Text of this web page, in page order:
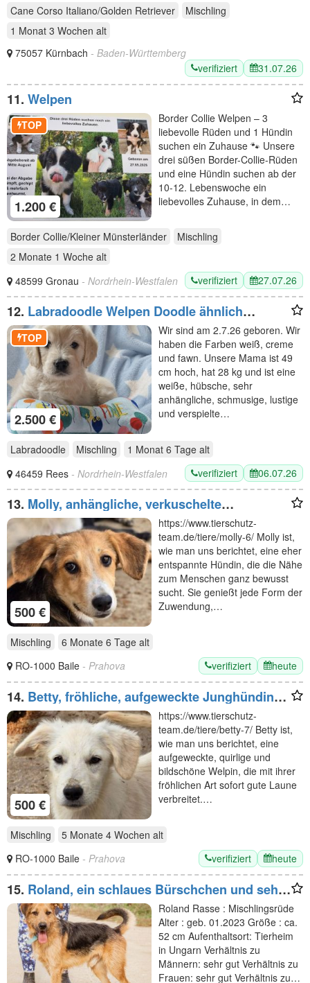
Cane Corso Italiano/Golden Retriever
Mischling
1 Monat 3 Wochen alt
75057 Kürnbach - Baden-Württemberg
verifiziert
31.07.26
11. Welpen
1.200 €
TOP
Border Collie Welpen – 3
liebevolle Rüden und 1 Hündin
suchen ein Zuhause 🐾 Unsere
drei süßen Border-Collie-Rüden
und eine Hündin suchen ab der
10-12. Lebenswoche ein
liebevolles Zuhause, in dem…
Border Collie/Kleiner Münsterländer
Mischling
2 Monate 1 Woche alt
48599 Gronau - Nordrhein-Westfalen verifiziert 27.07.26
12. Labradoodle Welpen Doodle ähnlich
Goldendoodle F1 Medium - erfahrene liebevolle
Familienaufzucht
2.500 €
TOP
Wir sind am 2.7.26 geboren. Wir
haben die Farben weiß, creme
und fawn. Unsere Mama ist 49
cm hoch, hat 28 kg und ist eine
weiße, hübsche, sehr
anhängliche, schmusige, lustige
und verspielte…
Labradoodle Mischling 1 Monat 6 Tage alt
46459 Rees - Nordrhein-Westfalen verifiziert 06.07.26
13. Molly, anhängliche, verkuschelte
Junghündin sucht ein fürsorgliches Zuhause,
6M, 35cm
500 €
https://www.tierschutz-
team.de/tiere/molly-6/ Molly ist,
wie man uns berichtet, eine eher
entspannte Hündin, die die Nähe
zum Menschen ganz bewusst
sucht. Sie genießt jede Form der
Zuwendung,…
Mischling 6 Monate 6 Tage alt
RO-1000 Baile - Prahova verifiziert heute
14. Betty, fröhliche, aufgeweckte Junghündin
möchte gern das Tierheim eintauschen, 7M,
35cm
500 €
https://www.tierschutz-
team.de/tiere/betty-7/ Betty ist,
wie man uns berichtet, eine
aufgeweckte, quirlige und
bildschöne Welpin, die mit ihrer
fröhlichen Art sofort gute Laune
verbreitet.…
Mischling 5 Monate 4 Wochen alt
RO-1000 Baile - Prahova verifiziert heute
15. Roland, ein schlaues Bürschchen und sehr
aktiv
Roland Rasse : Mischlingsrüde
Alter : geb. 01.2023 Größe : ca.
52 cm Aufenthaltsort: Tierheim
in Ungarn Verhältnis zu
Männern: sehr gut Verhältnis zu
Frauen: sehr gut Verhältnis zu…